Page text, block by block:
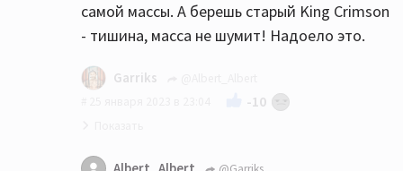
самой массы. А берешь старый King Crimson
- тишина, масса не шумит! Надоело это.
Garriks
-10